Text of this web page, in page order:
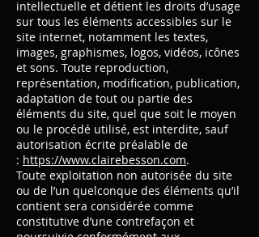
intellectuelle et détient les droits d’usage
sur tous les éléments accessibles sur le
site internet, notamment les textes,
images, graphismes, logos, vidéos, icônes
et sons. Toute reproduction,
représentation, modification, publication,
adaptation de tout ou partie des
éléments du site, quel que soit le moyen
ou le procédé utilisé, est interdite, sauf
autorisation écrite préalable de
: https://www.clairebesson.com.
Toute exploitation non autorisée du site
ou de l’un quelconque des éléments qu’il
contient sera considérée comme
constitutive d’une contrefaçon et